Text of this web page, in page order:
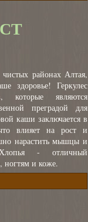
районах Алтая,
здоровье! Геркулес
которые являются
преградой для
каши заключается в
влияет на рост и
нарастить мышцы и
Хлопья - отличный
ногтям и коже.